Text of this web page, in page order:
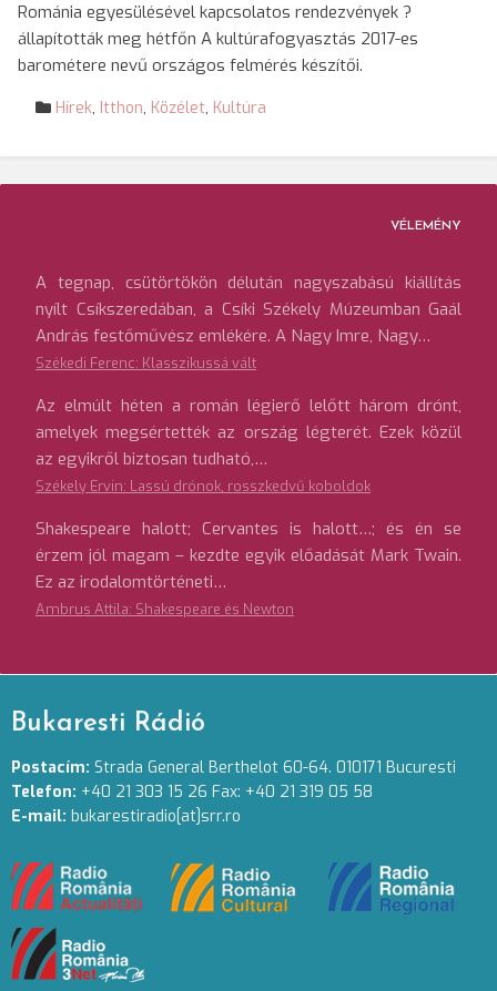
Románia egyesülésével kapcsolatos rendezvények ?
állapították meg hétfőn A kultúrafogyasztás 2017-es
barométere nevű országos felmérés készítői.
Hírek, Itthon, Közélet, Kultúra
VÉLEMÉNY
A tegnap, csütörtökön délután nagyszabású kiállítás
nyílt Csíkszeredában, a Csíki Székely Múzeumban Gaál
András festőművész emlékére. A Nagy Imre, Nagy…
Székedi Ferenc: Klasszikussá vált
Az elmúlt héten a román légierő lelőtt három drónt,
amelyek megsértették az ország légterét. Ezek közül
az egyikről biztosan tudható,…
Székely Ervin: Lassú drónok, rosszkedvű koboldok
Shakespeare halott; Cervantes is halott…; és én se
érzem jól magam – kezdte egyik előadását Mark Twain.
Ez az irodalomtörténeti…
Ambrus Attila: Shakespeare és Newton
Bukaresti Rádió
Postacím: Strada General Berthelot 60-64. 010171 Bucuresti
Telefon: +40 21 303 15 26 Fax: +40 21 319 05 58
E-mail: bukarestiradio[at]srr.ro